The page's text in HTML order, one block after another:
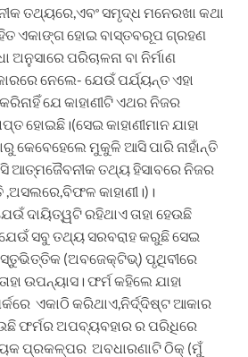
ତଥ୍ୟରେ,ଏବଂ ସମୃଦ୍ଧ ମନେରଖା କଥା
ଏକାଙ୍ଗ ହୋଇ ବାସ୍ତବରୂପ ଗ୍ରହଣ
ପରିଚାଳନା ବା ନିର୍ମାଣ
ନେଲେ- ଯେଉଁ ପର୍ଯ୍ୟନ୍ତ ଏହା
କରିନାହିଁ ଯେ କାହାଣୀଟି ଏଥର ନିଜର
ହୋଇଛି।(ସେଇ କାହାଣୀମାନ ଯାହା
କେବେହେଲେ ମୁକୁଳି ଆସି ପାରି ନାହାଁନ୍ତି
ଆତ୍ମଜୈବନୀକ ତଥ୍ୟ ହିସାବରେ ନିଜର
,ଅସଲରେ,ବିଫଳ କାହାଣୀ।)।
ଦାୟିତ୍ୱଟି ରହିଥାଏ ତାହା ହେଉଛି
ଯେଉଁ ସବୁ ତଥ୍ୟ ସରବରାହ କରୁଛି ସେଇ
(ଅବଜେକ୍ଟିଭ୍) ପୃଥିବୀରେ
ଉପନ୍ୟାସ। ଫର୍ମ କହିଲେ ଯାହା
ଏକାଠି କରିଥାଏ,ନିର୍ଦ୍ଦିଷ୍ଟ ଆକାର
ଫର୍ମର ଅପବ୍ୟବହାର ର ପରିଧିରେ
ପ୍ରକଳ୍ପର ଅବଧାରଣାଟି ଠିକ୍ (ମୁଁ